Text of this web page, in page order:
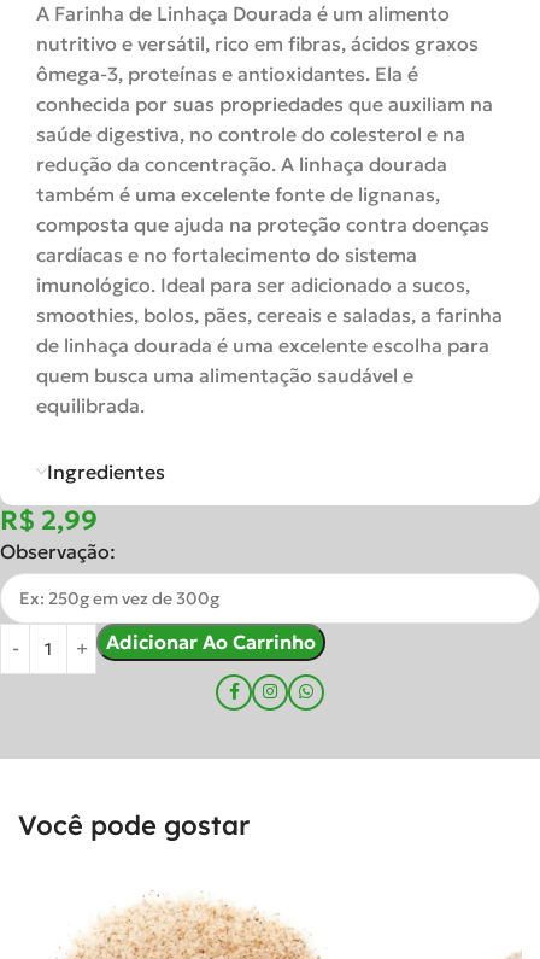
A Farinha de Linhaça Dourada é um alimento
nutritivo e versátil, rico em fibras, ácidos graxos
ômega-3, proteínas e antioxidantes. Ela é
conhecida por suas propriedades que auxiliam na
saúde digestiva, no controle do colesterol e na
redução da concentração. A linhaça dourada
também é uma excelente fonte de lignanas,
composta que ajuda na proteção contra doenças
cardíacas e no fortalecimento do sistema
imunológico. Ideal para ser adicionado a sucos,
smoothies, bolos, pães, cereais e saladas, a farinha
de linhaça dourada é uma excelente escolha para
quem busca uma alimentação saudável e
equilibrada.
Ingredientes
R$
Observação:
Adicionar Ao Carrinho
Você pode gostar